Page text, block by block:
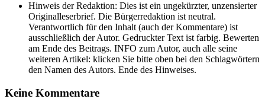
Hinweis der Redaktion: Dies ist ein ungekürzter, unzensierter
Originalleserbrief. Die Bürgerredaktion ist neutral.
Verantwortlich für den Inhalt (auch der Kommentare) ist
ausschließlich der Autor. Gedruckter Text ist farbig. Bewerten
am Ende des Beitrags. INFO zum Autor, auch alle seine
weiteren Artikel: klicken Sie bitte oben bei den Schlagwörtern
den Namen des Autors. Ende des Hinweises.
Keine Kommentare